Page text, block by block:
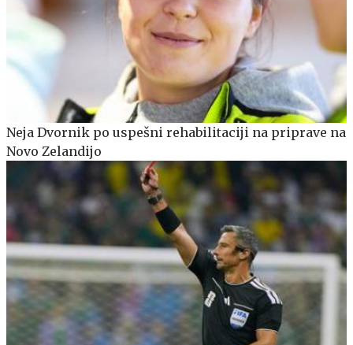
Neja Dvornik po uspešni rehabilitaciji na priprave na
Novo Zelandijo